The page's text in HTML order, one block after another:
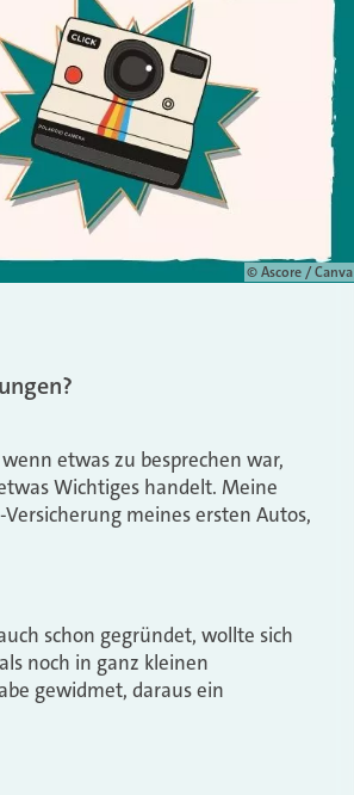
© Ascore / Canva
etwas zu besprechen war,
Wichtiges handelt. Meine
meines ersten Autos,
schon gegründet, wollte sich
noch in ganz kleinen
gewidmet, daraus ein